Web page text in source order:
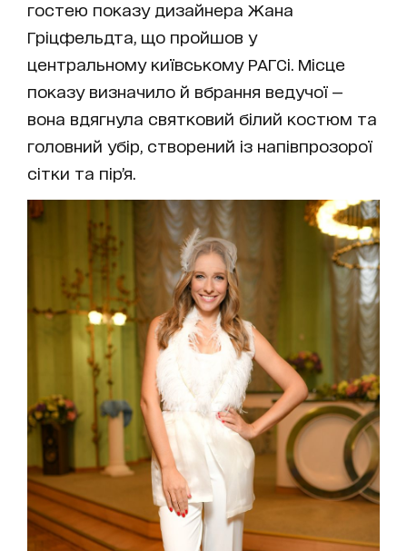
гостею показу дизайнера Жана
Гріцфельдта, що пройшов у
центральному київському РАГСі. Місце
показу визначило й вбрання ведучої —
вона вдягнула святковий білий костюм та
головний убір, створений із напівпрозорої
сітки та пір’я.